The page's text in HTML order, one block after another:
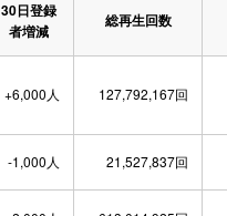
30日登録
者増減
総再生回数
+6,000人 127,792,167回
-1,000人 21,527,837回